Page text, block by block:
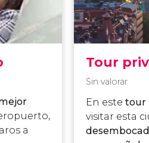
a
Tour
Sin valorar
En este tour
visitar esta